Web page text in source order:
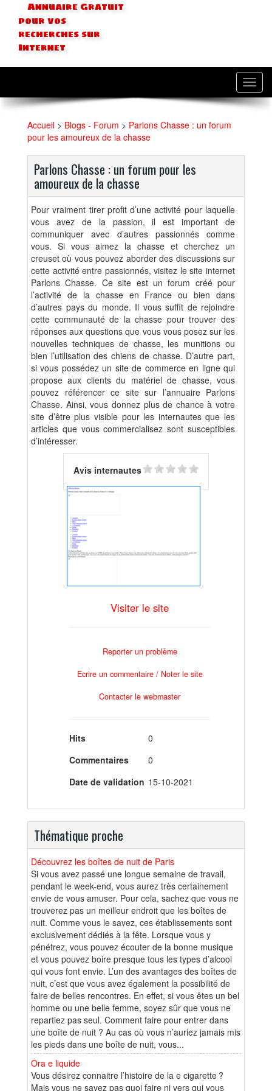
Annuaire Gratuit
pour vos
recherches sur
Internet
Accueil > Blogs - Forum > Parlons Chasse : un forum
pour les amoureux de la chasse
Parlons Chasse : un forum pour les
amoureux de la chasse
Pour vraiment tirer profit d’une activité pour laquelle
vous avez de la passion, il est important de
communiquer avec d’autres passionnés comme
vous. Si vous aimez la chasse et cherchez un
creuset où vous pouvez aborder des discussions sur
cette activité entre passionnés, visitez le site internet
Parlons Chasse. Ce site est un forum créé pour
l’activité de la chasse en France ou bien dans
d’autres pays du monde. Il vous suffit de rejoindre
cette communauté de la chasse pour trouver des
réponses aux questions que vous vous posez sur les
nouvelles techniques de chasse, les munitions ou
bien l’utilisation des chiens de chasse. D’autre part,
si vous possédez un site de commerce en ligne qui
propose aux clients du matériel de chasse, vous
pouvez référencer ce site sur l’annuaire Parlons
Chasse. Ainsi, vous donnez plus de chance à votre
site d’être plus visible pour les internautes que les
articles que vous commercialisez sont susceptibles
d’intéresser.
Avis internautes
Visiter le site
Reporter un problème
Ecrire un commentaire / Noter le site
Contacter le webmaster
Hits
0
Commentaires
0
Date de validation 15-10-2021
Thématique proche
Découvrez les boîtes de nuit de Paris
Si vous avez passé une longue semaine de travail,
pendant le week-end, vous aurez très certainement
envie de vous amuser. Pour cela, sachez que vous ne
trouverez pas un meilleur endroit que les boîtes de
nuit. Comme vous le savez, ces établissements sont
exclusivement dédiés à la fête. Lorsque vous y
pénétrez, vous pouvez écouter de la bonne musique
et vous pouvez boire presque tous les types d’alcool
qui vous font envie. L’un des avantages des boîtes de
nuit, c’est que vous avez également la possibilité de
faire de belles rencontres. En effet, si vous êtes un bel
homme ou une belle femme, soyez sûr que vous ne
repartiez pas seul. Comment faire pour entrer dans
une boîte de nuit ? Au cas où vous n’auriez jamais mis
les pieds dans une boîte de nuit, vous...
Ora e liquide
Vous désirez connaitre l’histoire de la e cigarette ?
Mais vous ne savez pas quoi faire ni vers qui vous